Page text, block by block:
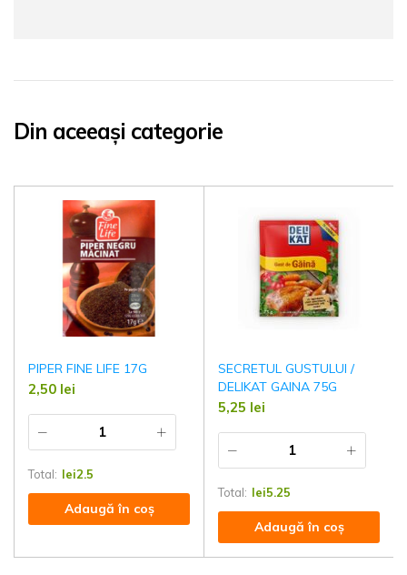
Din aceeași categorie
PIPER FINE LIFE 17G
2,50 lei
Total: lei2.5
Adaugă în coș
SECRETUL GUSTULUI /
DELIKAT GAINA 75G
5,25 lei
Total: lei5.25
Adaugă în coș